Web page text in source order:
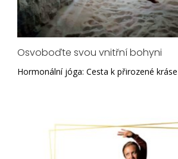
Osvoboďte svou vnitřní bohyni
Hormonální jóga: Cesta k přirozené